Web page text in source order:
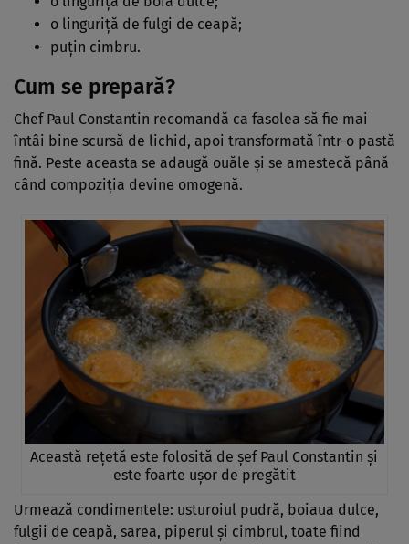
o linguriță de fulgi de ceapă;
puțin cimbru.
Cum se prepară?
Chef Paul Constantin recomandă ca fasolea să fie mai
întâi bine scursă de lichid, apoi transformată într-o pastă
fină. Peste aceasta se adaugă ouăle și se amestecă până
când compoziția devine omogenă.
Această rețetă este folosită de șef Paul Constantin și
este foarte ușor de pregătit
Urmează condimentele: usturoiul pudră, boiaua dulce,
fulgii de ceapă, sarea, piperul și cimbrul, toate fiind